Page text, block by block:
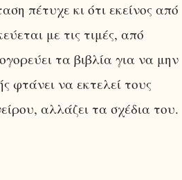
πέτυχε κι ότι εκείνος από
με τις τιμές, από
τα βιβλία για να μην
φτάνει να εκτελεί τους
αλλάζει τα σχέδια του.